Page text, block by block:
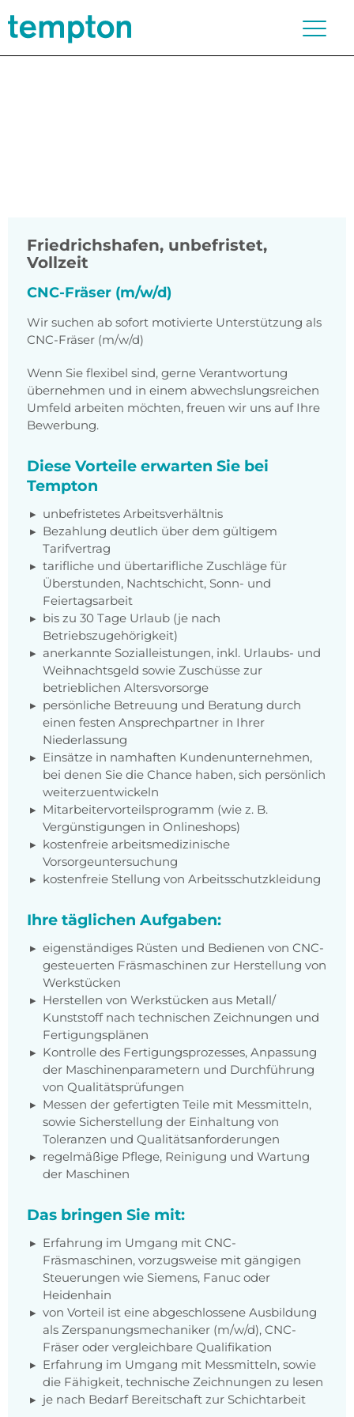
Friedrichshafen, unbefristet,
Vollzeit
CNC-Fräser (m/w/d)
Wir suchen ab sofort motivierte Unterstützung als
CNC-Fräser (m/w/d)
Wenn Sie flexibel sind, gerne Verantwortung
übernehmen und in einem abwechslungsreichen
Umfeld arbeiten möchten, freuen wir uns auf Ihre
Bewerbung.
Diese Vorteile erwarten Sie bei
Tempton
unbefristetes Arbeitsverhältnis
Bezahlung deutlich über dem gültigem
Tarifvertrag
tarifliche und übertarifliche Zuschläge für
Überstunden, Nachtschicht, Sonn- und
Feiertagsarbeit
bis zu 30 Tage Urlaub (je nach
Betriebszugehörigkeit)
anerkannte Sozialleistungen, inkl. Urlaubs- und
Weihnachtsgeld sowie Zuschüsse zur
betrieblichen Altersvorsorge
persönliche Betreuung und Beratung durch
einen festen Ansprechpartner in Ihrer
Niederlassung
Einsätze in namhaften Kundenunternehmen,
bei denen Sie die Chance haben, sich persönlich
weiterzuentwickeln
Mitarbeitervorteilsprogramm (wie z. B.
Vergünstigungen in Onlineshops)
kostenfreie arbeitsmedizinische
Vorsorgeuntersuchung
kostenfreie Stellung von Arbeitsschutzkleidung
Ihre täglichen Aufgaben:
eigenständiges Rüsten und Bedienen von CNC-
gesteuerten Fräsmaschinen zur Herstellung von
Werkstücken
Herstellen von Werkstücken aus Metall/
Kunststoff nach technischen Zeichnungen und
Fertigungsplänen
Kontrolle des Fertigungsprozesses, Anpassung
der Maschinenparametern und Durchführung
von Qualitätsprüfungen
Messen der gefertigten Teile mit Messmitteln,
sowie Sicherstellung der Einhaltung von
Toleranzen und Qualitätsanforderungen
regelmäßige Pflege, Reinigung und Wartung
der Maschinen
Das bringen Sie mit:
Erfahrung im Umgang mit CNC-
Fräsmaschinen, vorzugsweise mit gängigen
Steuerungen wie Siemens, Fanuc oder
Heidenhain
von Vorteil ist eine abgeschlossene Ausbildung
als Zerspanungsmechaniker (m/w/d), CNC-
Fräser oder vergleichbare Qualifikation
Erfahrung im Umgang mit Messmitteln, sowie
die Fähigkeit, technische Zeichnungen zu lesen
je nach Bedarf Bereitschaft zur Schichtarbeit